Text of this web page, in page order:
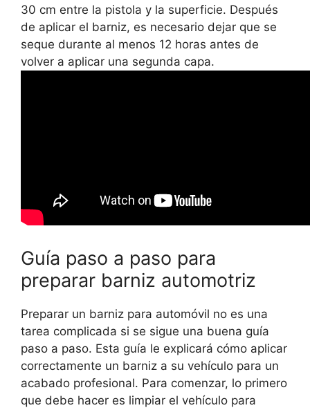
30 cm entre la pistola y la superficie. Después
de aplicar el barniz, es necesario dejar que se
seque durante al menos 12 horas antes de
volver a aplicar una segunda capa.
Guía paso a paso para
preparar barniz automotriz
Preparar un barniz para automóvil no es una
tarea complicada si se sigue una buena guía
paso a paso. Esta guía le explicará cómo aplicar
correctamente un barniz a su vehículo para un
acabado profesional. Para comenzar, lo primero
que debe hacer es limpiar el vehículo para